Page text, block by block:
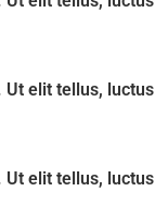
elit tellus, luctus
Ut elit tellus, luctus